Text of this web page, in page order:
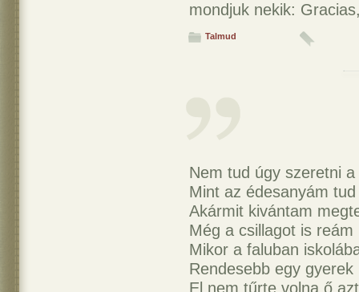
mondjuk nekik:
Talmud
Nem tud úgy szeretni
Mint az édesanyám
Akármit kivántam
Még a csillagot is reám
Mikor a faluban
Rendesebb egy
El nem tűrte volna ő